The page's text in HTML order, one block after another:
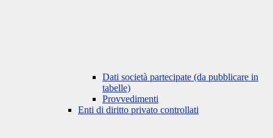
Dati società partecipate (da pubblicare in
tabelle)
Provvedimenti
Enti di diritto privato controllati